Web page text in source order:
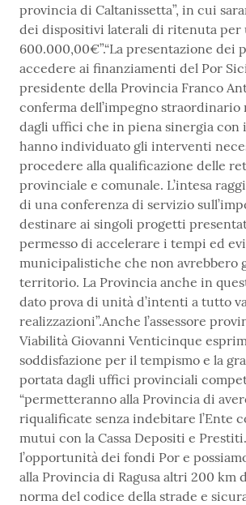
provincia di Caltanissetta”, in cui
dei dispositivi laterali di ritenuta per
600.000,00€”.“La presentazione dei
accedere ai finanziamenti del Por
presidente della Provincia Franco
conferma dell’impegno straordinario
dagli uffici che in piena sinergia con
hanno individuato gli interventi
procedere alla qualificazione delle
provinciale e comunale. L’intesa
di una conferenza di servizio
destinare ai singoli progetti
permesso di accelerare i tempi ed
municipalistiche che non avrebbero
territorio. La Provincia anche in
dato prova di unità d’intenti a tutto
realizzazioni”.Anche l’assessore
Viabilità Giovanni Venticinque
soddisfazione per il tempismo e la
portata dagli uffici provinciali
“permetteranno alla Provincia di
riqualificate senza indebitare l’Ente
mutui con la Cassa Depositi e
l’opportunità dei fondi Por e
alla Provincia di Ragusa altri 200 km
norma del codice della strade e